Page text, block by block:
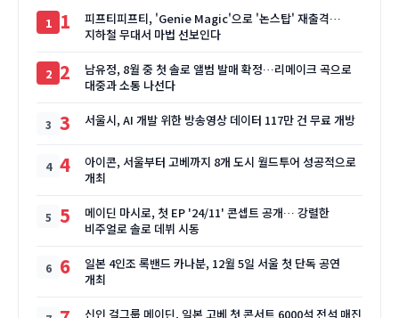
1
피프티피프티, 'Genie Magic'으로 '논스탑' 재출격…
지하철 무대서 마법 선보인다
2
남유정, 8월 중 첫 솔로 앨범 발매 확정…리메이크 곡으로
대중과 소통 나선다
3 서울시, AI 개발 위한 방송영상 데이터 117만 건 무료 개방
4
아이콘, 서울부터 고베까지 8개 도시 월드투어 성공적으로
개최
5
메이딘 마시로, 첫 EP '24/11' 콘셉트 공개… 강렬한
비주얼로 솔로 데뷔 시동
6
일본 4인조 록밴드 카나분, 12월 5일 서울 첫 단독 공연
개최
신인 걸그룹 메이딘, 일본 고베 첫 콘서트 6000석 전석 매진